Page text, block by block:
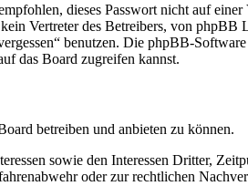
dieses Passwort nicht auf
Vertreter des Betreibers, von
benutzen. Die phpBB-
das Board zugreifen kannst.
betreiben und anbieten zu können.
sowie den Interessen Dritter,
oder zur rechtlichen